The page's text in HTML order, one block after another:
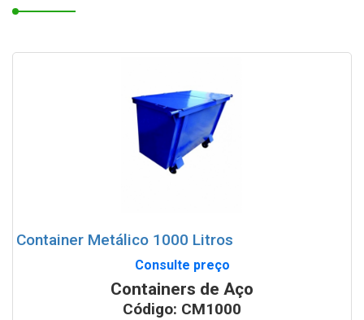
Container Metálico 1000 Litros
Consulte preço
Containers de Aço
Código: CM1000